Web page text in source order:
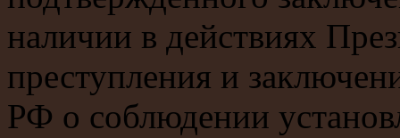
наличии в действиях
преступления и
РФ о соблюдении